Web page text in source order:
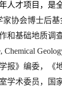
人才项目，是
协会博士后基
和基础地质调
Chemical
报》编委，《
学术委员，国